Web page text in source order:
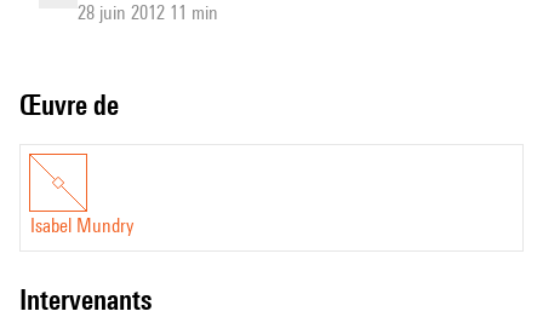
28 juin 2012 11 min
Œuvre de
Isabel Mundry
intervenants